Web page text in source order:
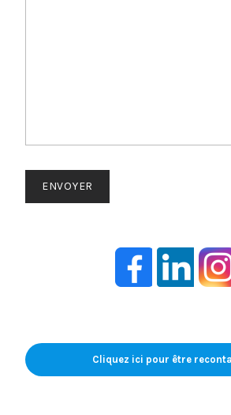
Cliquez ici pour être